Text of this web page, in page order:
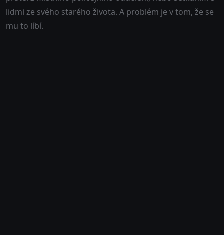
lidmi ze svého starého života. A problém je v tom, že se
mu to líbí.